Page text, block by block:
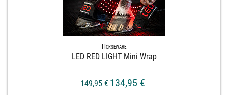
Horseware
LED RED LIGHT Mini Wrap
149,95 € 134,95 €